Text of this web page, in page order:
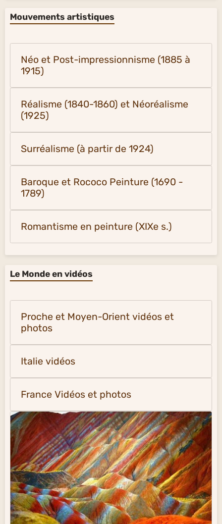
Mouvements artistiques
Néo et Post-impressionnisme (1885 à
1915)
Réalisme (1840-1860) et Néoréalisme
(1925)
Surréalisme (à partir de 1924)
Baroque et Rococo Peinture (1690 -
1789)
Romantisme en peinture (XIXe s.)
Le Monde en vidéos
Proche et Moyen-Orient vidéos et
photos
Italie vidéos
France Vidéos et photos